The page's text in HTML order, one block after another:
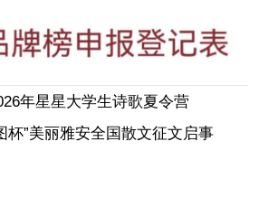
年星星大学生诗歌夏令营
杯”美丽雅安全国散文征文启事